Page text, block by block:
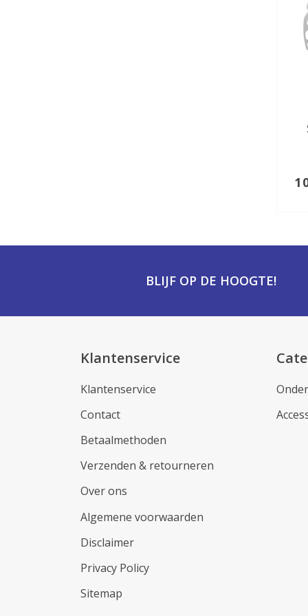
BLIJF OP DE HOOGTE!
Klantenservice
Klantenservice
Contact
Betaalmethoden
Verzenden & retourneren
Over ons
Algemene voorwaarden
Disclaimer
Privacy Policy
Sitemap